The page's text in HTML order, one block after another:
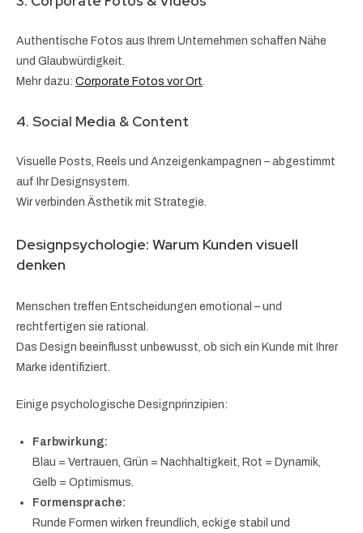
Authentische Fotos aus Ihrem Unternehmen schaffen Nähe
und Glaubwürdigkeit.
Mehr dazu: Corporate Fotos vor Ort.
4. Social Media & Content
Visuelle Posts, Reels und Anzeigenkampagnen – abgestimmt
auf Ihr Designsystem.
Wir verbinden Ästhetik mit Strategie.
Designpsychologie: Warum Kunden visuell
denken
Menschen treffen Entscheidungen emotional – und
rechtfertigen sie rational.
Das Design beeinflusst unbewusst, ob sich ein Kunde mit Ihrer
Marke identifiziert.
Einige psychologische Designprinzipien:
Farbwirkung:
Blau = Vertrauen, Grün = Nachhaltigkeit, Rot = Dynamik,
Gelb = Optimismus.
Formensprache:
Runde Formen wirken freundlich, eckige stabil und